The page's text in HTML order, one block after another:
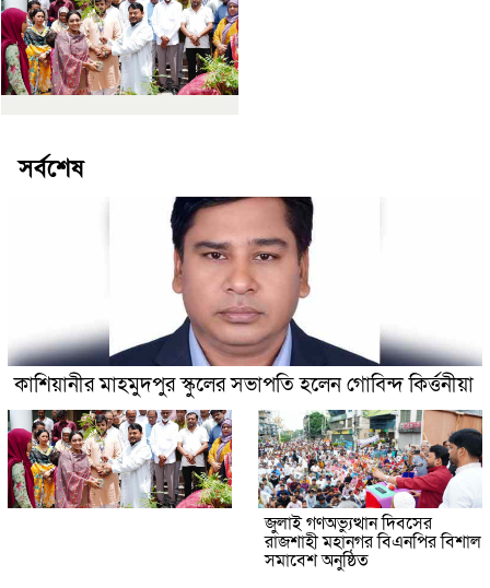
সর্বশেষ
কাশিয়ানীর মাহমুদপুর স্কুলের সভাপতি হলেন গোবিন্দ কির্ত্তনীয়া
জুলাই গণঅভ্যুত্থান দিবসের
রাজশাহী মহানগর বিএনপির বিশাল
সমাবেশ অনুষ্ঠিত